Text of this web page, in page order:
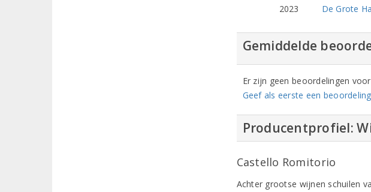
2023
De Grote
Gemiddelde
Er zijn geen beoordelingen
Geef als eerste een beoordeling
Producentprofiel:
Castello Romitorio
Achter grootse wijnen schuilen